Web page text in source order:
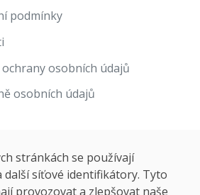
podmínky
osobních údajů
osobních údajů
stránkách se používají
další síťové identifikátory. Tyto
provozovat a zlepšovat naše